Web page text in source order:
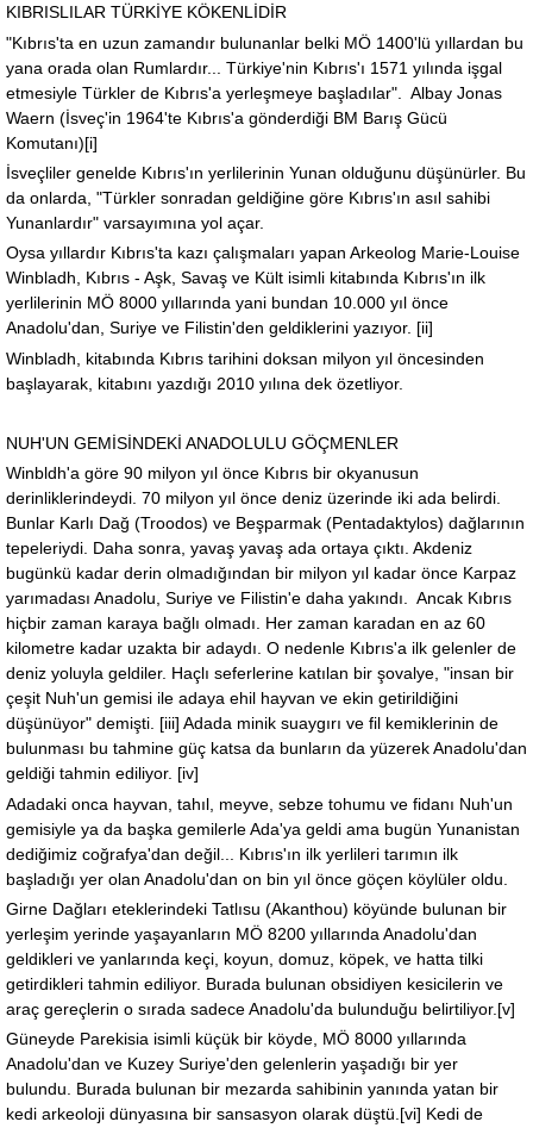
KIBRISLILAR TÜRKİYE KÖKENLİDİR
"Kıbrıs'ta en uzun zamandır bulunanlar belki MÖ 1400'lü yıllardan bu
yana orada olan Rumlardır... Türkiye'nin Kıbrıs'ı 1571 yılında işgal
etmesiyle Türkler de Kıbrıs'a yerleşmeye başladılar". Albay Jonas
Waern (İsveç'in 1964'te Kıbrıs'a gönderdiği BM Barış Gücü
Komutanı)[i]
İsveçliler genelde Kıbrıs'ın yerlilerinin Yunan olduğunu düşünürler. Bu
da onlarda, "Türkler sonradan geldiğine göre Kıbrıs'ın asıl sahibi
Yunanlardır" varsayımına yol açar.
Oysa yıllardır Kıbrıs'ta kazı çalışmaları yapan Arkeolog Marie-Louise
Winbladh, Kıbrıs - Aşk, Savaş ve Kült isimli kitabında Kıbrıs'ın ilk
yerlilerinin MÖ 8000 yıllarında yani bundan 10.000 yıl önce
Anadolu'dan, Suriye ve Filistin'den geldiklerini yazıyor. [ii]
Winbladh, kitabında Kıbrıs tarihini doksan milyon yıl öncesinden
başlayarak, kitabını yazdığı 2010 yılına dek özetliyor.
NUH'UN GEMİSİNDEKİ ANADOLULU GÖÇMENLER
Winbldh'a göre 90 milyon yıl önce Kıbrıs bir okyanusun
derinliklerindeydi. 70 milyon yıl önce deniz üzerinde iki ada belirdi.
Bunlar Karlı Dağ (Troodos) ve Beşparmak (Pentadaktylos) dağlarının
tepeleriydi. Daha sonra, yavaş yavaş ada ortaya çıktı. Akdeniz
bugünkü kadar derin olmadığından bir milyon yıl kadar önce Karpaz
yarımadası Anadolu, Suriye ve Filistin'e daha yakındı. Ancak Kıbrıs
hiçbir zaman karaya bağlı olmadı. Her zaman karadan en az 60
kilometre kadar uzakta bir adaydı. O nedenle Kıbrıs'a ilk gelenler de
deniz yoluyla geldiler. Haçlı seferlerine katılan bir şovalye, "insan bir
çeşit Nuh'un gemisi ile adaya ehil hayvan ve ekin getirildiğini
düşünüyor" demişti. [iii] Adada minik suaygırı ve fil kemiklerinin de
bulunması bu tahmine güç katsa da bunların da yüzerek Anadolu'dan
geldiği tahmin ediliyor. [iv]
Adadaki onca hayvan, tahıl, meyve, sebze tohumu ve fidanı Nuh'un
gemisiyle ya da başka gemilerle Ada'ya geldi ama bugün Yunanistan
dediğimiz coğrafya'dan değil... Kıbrıs'ın ilk yerlileri tarımın ilk
başladığı yer olan Anadolu'dan on bin yıl önce göçen köylüler oldu.
Girne Dağları eteklerindeki Tatlısu (Akanthou) köyünde bulunan bir
yerleşim yerinde yaşayanların MÖ 8200 yıllarında Anadolu'dan
geldikleri ve yanlarında keçi, koyun, domuz, köpek, ve hatta tilki
getirdikleri tahmin ediliyor. Burada bulunan obsidiyen kesicilerin ve
araç gereçlerin o sırada sadece Anadolu'da bulunduğu belirtiliyor.[v]
Güneyde Parekisia isimli küçük bir köyde, MÖ 8000 yıllarında
Anadolu'dan ve Kuzey Suriye'den gelenlerin yaşadığı bir yer
bulundu. Burada bulunan bir mezarda sahibinin yanında yatan bir
kedi arkeoloji dünyasına bir sansasyon olarak düştü.[vi] Kedi de